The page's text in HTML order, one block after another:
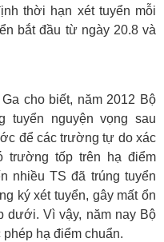
thời hạn xét tuyển mỗi
bắt đầu từ ngày 20.8 và
cho biết, năm 2012 Bộ
tuyển nguyện vọng sau
để các trường tự do xác
trường tốp trên hạ điểm
nhiều TS đã trúng tuyển
ký xét tuyển, gây mất ổn
dưới. Vì vậy, năm nay Bộ
hạ điểm chuẩn.